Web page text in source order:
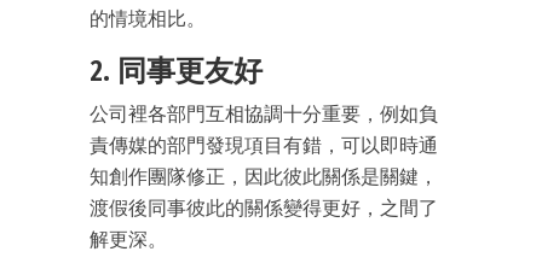
的情境相比。
2. 同事更友好
公司裡各部門互相協調十分重要，例如負
責傳媒的部門發現項目有錯，可以即時通
知創作團隊修正，因此彼此關係是關鍵，
渡假後同事彼此的關係變得更好，之間了
解更深。